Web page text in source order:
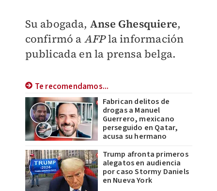
Su abogada, Anse Ghesquiere,
confirmó a AFPla información
publicada en la prensa belga.
Te recomendamos...
Fabrican delitos de
drogas a Manuel
Guerrero, mexicano
perseguido en Qatar,
acusa su hermano
Trump afronta primeros
alegatos en audiencia
por caso Stormy Daniels
en Nueva York